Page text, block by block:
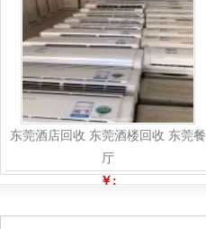
东莞酒店回收 东莞酒楼回收 东莞餐
厅
￥: